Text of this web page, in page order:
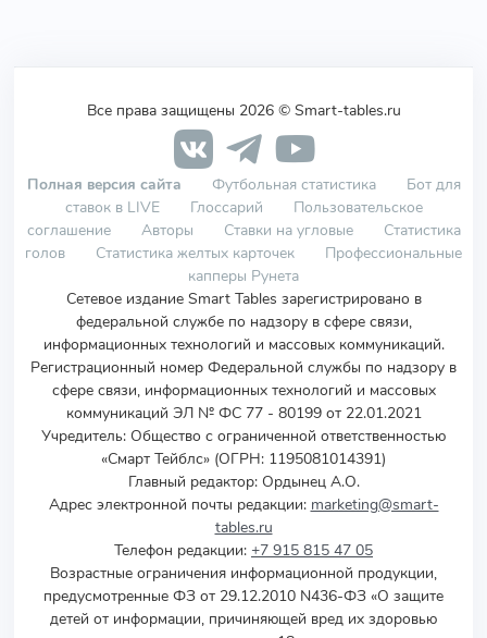
Все права защищены 2026 © Smart-tables.ru
Полная версия сайта Футбольная статистика
Бот для
ставок в LIVE
Глоссарий
Пользовательское
соглашение
Авторы Ставки на угловые
Статистика
голов
Статистика желтых карточек
Профессиональные
капперы Рунета
Сетевое издание Smart Tables зарегистрировано в
федеральной службе по надзору в сфере связи,
информационных технологий и массовых коммуникаций.
Регистрационный номер Федеральной службы по надзору в
сфере связи, информационных технологий и массовых
коммуникаций ЭЛ № ФС 77 - 80199 от 22.01.2021
Учредитель: Общество с ограниченной ответственностью
«Смарт Тейблс» (ОГРН: 1195081014391)
Главный редактор: Ордынец А.О.
Адрес электронной почты редакции: marketing@smart-
tables.ru
Телефон редакции: +7 915 815 47 05
Возрастные ограничения информационной продукции,
предусмотренные ФЗ от 29.12.2010 N436-ФЗ «О защите
детей от информации, причиняющей вред их здоровью